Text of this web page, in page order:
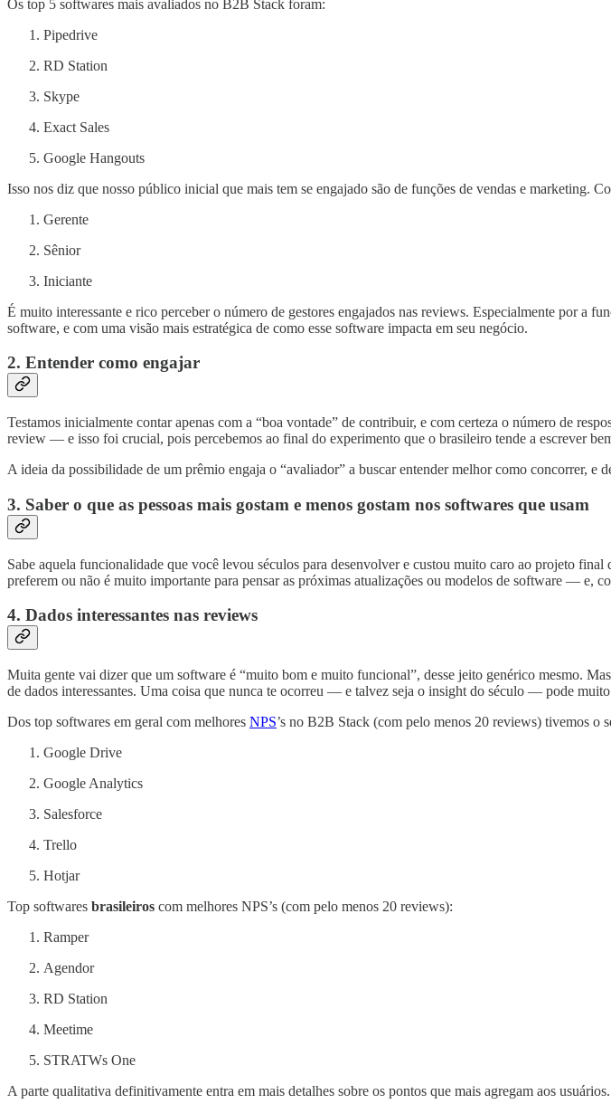
Os top 5 softwares mais avaliados no B2B Stack foram:
Pipedrive
RD Station
Skype
Exact Sales
Google Hangouts
Isso nos diz que nosso público inicial que mais tem se engajado são de funções de vendas e marketing.
Gerente
Sênior
Iniciante
É muito interessante e rico perceber o número de gestores engajados nas reviews. Especialmente por a
software, e com uma visão mais estratégica de como esse software impacta em seu negócio.
2. Entender como engajar
Testamos inicialmente contar apenas com a “boa vontade” de contribuir, e com certeza o número de
review — e isso foi crucial, pois percebemos ao final do experimento que o brasileiro tende a escrever
A ideia da possibilidade de um prêmio engaja o “avaliador” a buscar entender melhor como concorrer, e
3. Saber o que as pessoas mais gostam e menos gostam nos softwares que usam
Sabe aquela funcionalidade que você levou séculos para desenvolver e custou muito caro ao projeto
preferem ou não é muito importante para pensar as próximas atualizações ou modelos de software — e,
4. Dados interessantes nas reviews
Muita gente vai dizer que um software é “muito bom e muito funcional”, desse jeito genérico mesmo.
de dados interessantes. Uma coisa que nunca te ocorreu — e talvez seja o insight do século — pode
Dos top softwares em geral com melhores NPS’s no B2B Stack (com pelo menos 20 reviews) tivemos o
Google Drive
Google Analytics
Salesforce
Trello
Hotjar
Top softwares brasileiros com melhores NPS’s (com pelo menos 20 reviews):
Ramper
Agendor
RD Station
Meetime
STRATWs One
A parte qualitativa definitivamente entra em mais detalhes sobre os pontos que mais agregam aos